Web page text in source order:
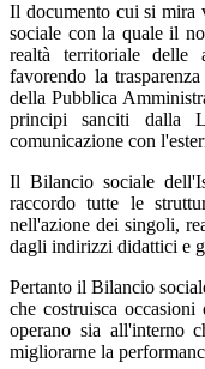
Il documento cui si mira
sociale con la quale il
realtà territoriale delle
favorendo la
della Pubblica
principi sanciti dalla
comunicazione con
Il Bilancio sociale
raccordo tutte le
nell'azione dei singoli,
dagli indirizzi didattici e
Pertanto il Bilancio
che costruisca
operano sia all'interno
migliorarne la